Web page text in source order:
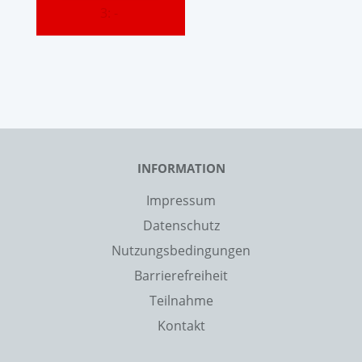
3: -
INFORMATION
Impressum
Datenschutz
Nutzungsbedingungen
Barrierefreiheit
Teilnahme
Kontakt